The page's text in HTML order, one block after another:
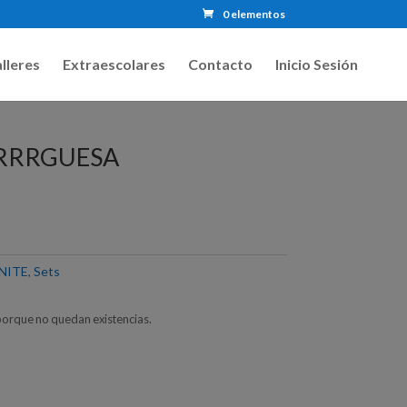
0 elementos
Extraescolares Contacto Inicio Sesión
, Sets
no quedan existencias.